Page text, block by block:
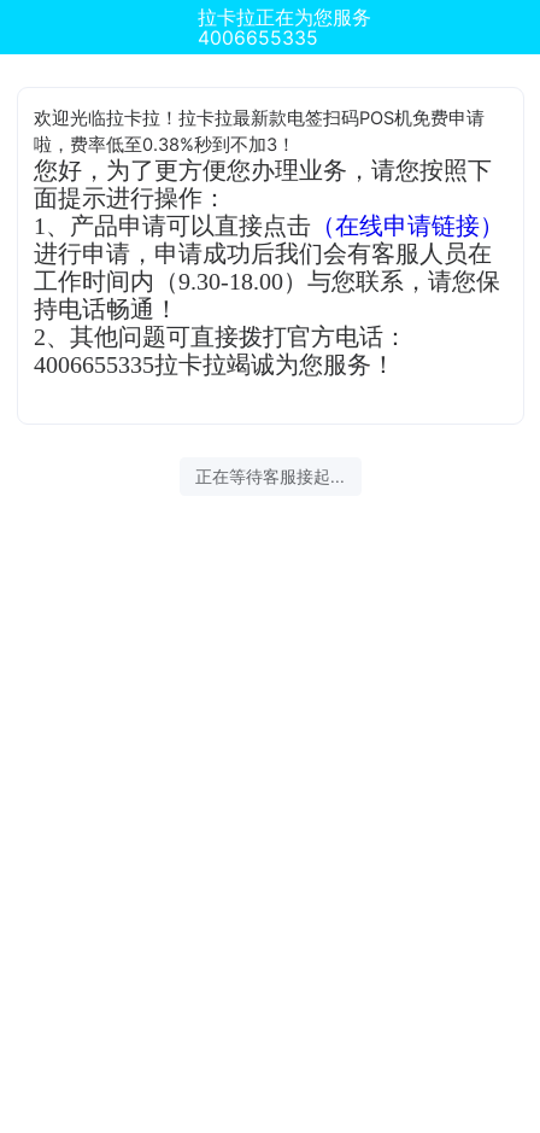
拉卡拉正在为您服务
4006655335
欢迎光临拉卡拉！拉卡拉最新款电签扫码POS机免费申请
啦，费率低至0.38%秒到不加3！
您好，为了更方便您办理业务，请您按照下
面提示进行操作：
1、产品申请可以直接点击 （在线申请链接）
进行申请，申请成功后我们会有客服人员在
工作时间内（9.30-18.00）与您联系，请您保
持电话畅通！
2、其他问题可直接拨打官方电话：
4006655335拉卡拉竭诚为您服务！
正在等待客服接起...